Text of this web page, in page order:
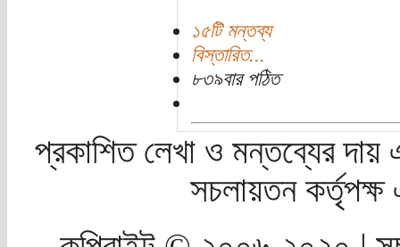
১৫টি মন্তব্য
বিস্তারিত...
৮৩৯বার পঠিত
প্রকাশিত লেখা ও মন্তব্যের দায়
সচলায়তন